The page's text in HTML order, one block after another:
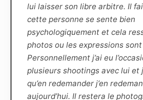
engagement sur le nombre.
pour une séance de 1h30, une
photos sont généralement
Le photographe s’engage à
semaines, par voie numérique,
photographies de la séance.
(dossier HD) permettra de
impressions non lucratives,
lui laisser son libre arbitre. Il
cette personne se sente bien
psychologiquement et cela
photos ou les expressions
Personnellement j’ai eu
plusieurs shootings avec lui et
qu’en redemander j’en
aujourd’hui. Il restera le